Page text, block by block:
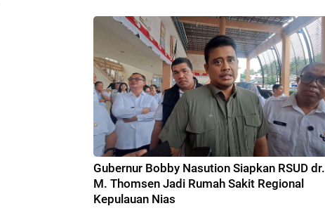
Gubernur Bobby Nasution Siapkan RSUD dr.
M. Thomsen Jadi Rumah Sakit Regional
Kepulauan Nias